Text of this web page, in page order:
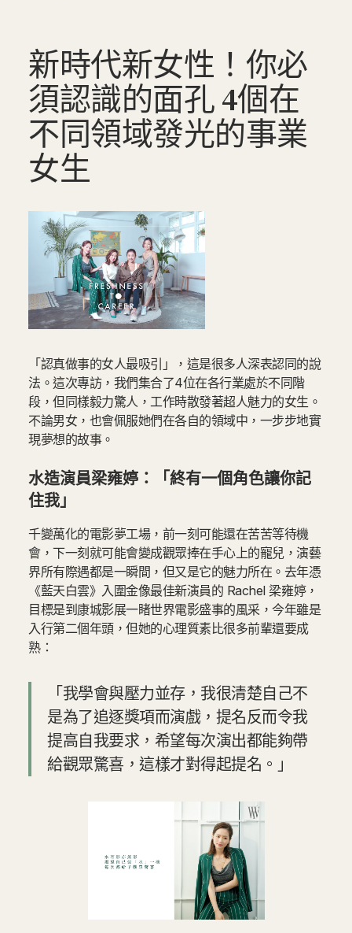
新時代新女性！你必
須認識的面孔 4個在
不同領域發光的事業
女生
「認真做事的女人最吸引」，這是很多人深表認同的說
法。這次專訪，我們集合了4位在各行業處於不同階
段，但同樣毅力驚人，工作時散發著超人魅力的女生。
不論男女，也會佩服她們在各自的領域中，一步步地實
現夢想的故事。
水造演員梁雍婷：「終有一個角色讓你記
住我」
千變萬化的電影夢工場，前一刻可能還在苦苦等待機
會，下一刻就可能會變成觀眾捧在手心上的寵兒，演藝
界所有際遇都是一瞬間，但又是它的魅力所在。去年憑
《藍天白雲》入圍金像最佳新演員的 Rachel 梁雍婷，
目標是到康城影展一睹世界電影盛事的風采，今年雖是
入行第二個年頭，但她的心理質素比很多前輩還要成
熟：
「我學會與壓力並存，我很清楚自己不
是為了追逐獎項而演戲，提名反而令我
提高自我要求，希望每次演出都能夠帶
給觀眾驚喜，這樣才對得起提名。」